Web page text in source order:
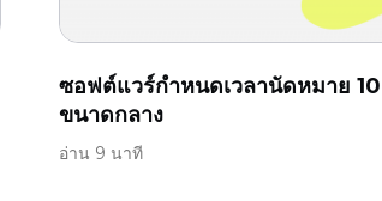
ซอฟต์แวร์กำหนดเวลานัดหมาย
ขนาดกลาง
อ่าน 9 นาที